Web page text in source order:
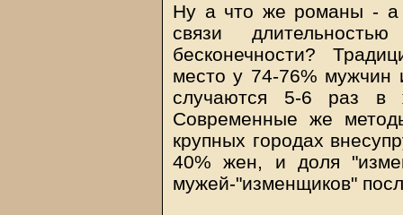
Ну а что же романы - а
связи
бесконечности?
место у 74-76%
случаются 5-6 раз
Современные же
крупных городах
40% жен, и доля
мужей-"изменщиков"